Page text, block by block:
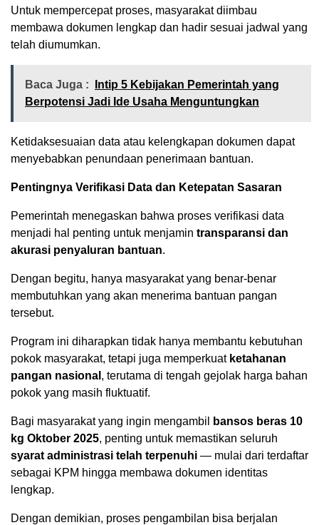
Untuk mempercepat proses, masyarakat diimbau
membawa dokumen lengkap dan hadir sesuai jadwal yang
telah diumumkan.
Baca Juga :
Intip 5 Kebijakan Pemerintah yang
Berpotensi Jadi Ide Usaha Menguntungkan
Ketidaksesuaian data atau kelengkapan dokumen dapat
menyebabkan penundaan penerimaan bantuan.
Pentingnya Verifikasi Data dan Ketepatan Sasaran
Pemerintah menegaskan bahwa proses verifikasi data
menjadi hal penting untuk menjamin transparansi dan
akurasi penyaluran bantuan.
Dengan begitu, hanya masyarakat yang benar-benar
membutuhkan yang akan menerima bantuan pangan
tersebut.
Program ini diharapkan tidak hanya membantu kebutuhan
pokok masyarakat, tetapi juga memperkuat ketahanan
pangan nasional , terutama di tengah gejolak harga bahan
pokok yang masih fluktuatif.
Bagi masyarakat yang ingin mengambil
bansos beras 10
kg Oktober 2025, penting untuk memastikan seluruh
syarat administrasi telah terpenuhi — mulai dari terdaftar
sebagai KPM hingga membawa dokumen identitas
lengkap.
Dengan demikian, proses pengambilan bisa berjalan